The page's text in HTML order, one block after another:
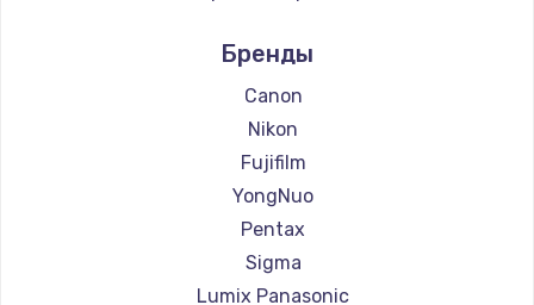
Замена сенсорного датчика
1300 руб.
Заказать
Замена сигнальной лампы
1200 руб.
Заказать
Ремонт фотоаппаратов Kodak
Ремонт фотоаппаратов Blackmagic
Бренды
Canon
Nikon
Fujifilm
YongNuo
Pentax
Sigma
Lumix Panasonic